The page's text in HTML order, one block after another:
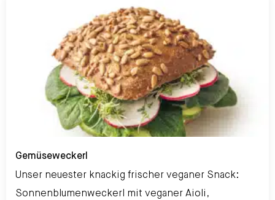
Gemüseweckerl
Unser neuester knackig frischer veganer Snack:
Sonnenblumenweckerl mit veganer Aioli,